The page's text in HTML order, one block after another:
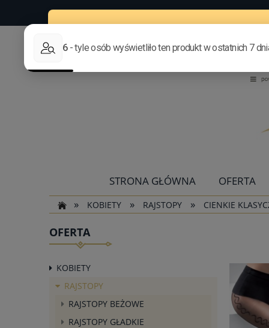
STRONA GŁÓWNA
OFERTA
»
KOBIETY » RAJSTOPY » CIENKIE
OFERTA
KOBIETY
RAJSTOPY
RAJSTOPY BEŻOWE
RAJSTOPY GŁADKIE